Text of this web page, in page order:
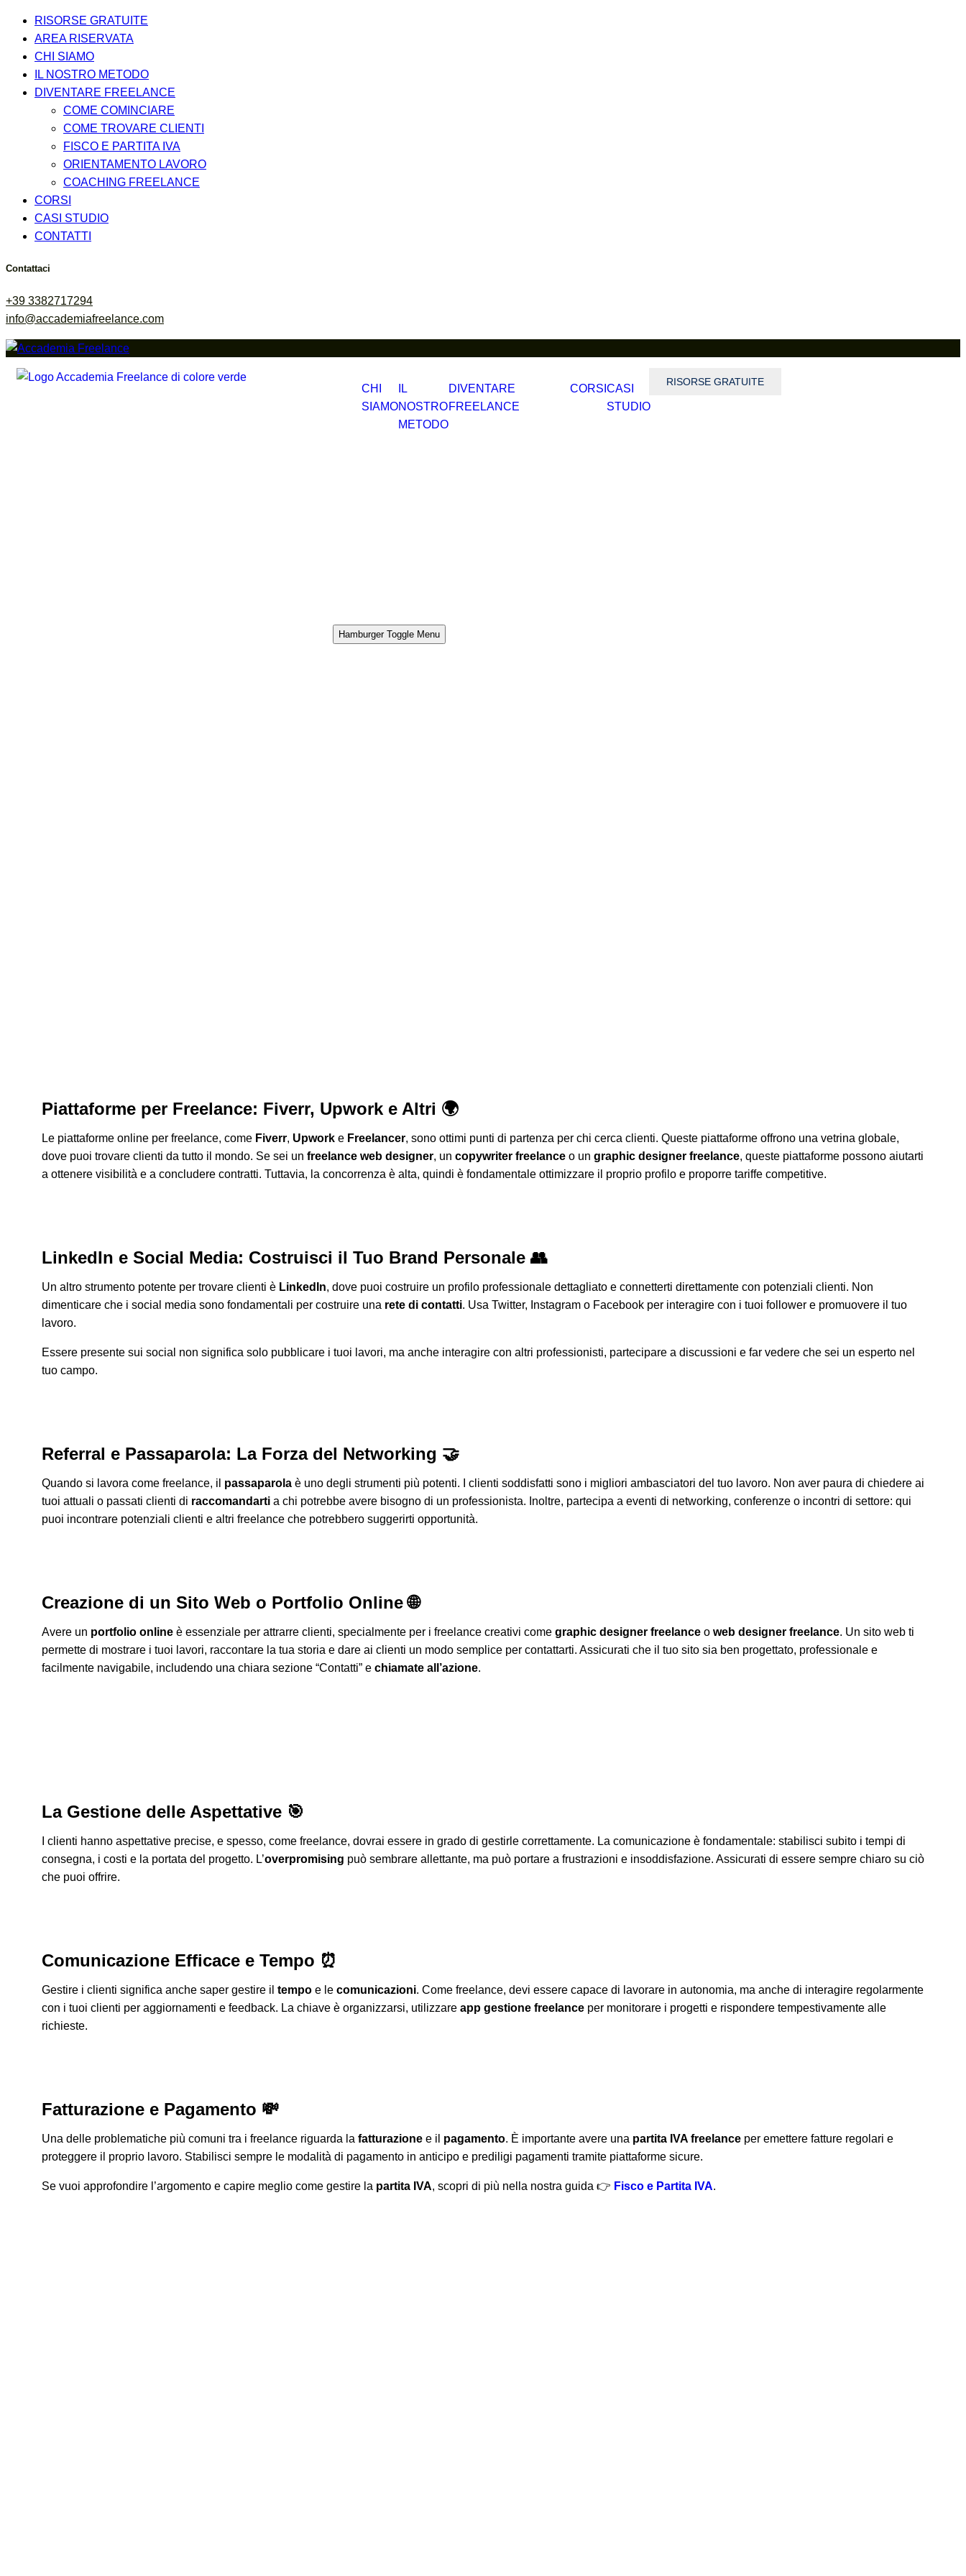
RISORSE GRATUITE
AREA RISERVATA
CHI SIAMO
IL NOSTRO METODO
DIVENTARE FREELANCE
COME COMINCIARE
COME TROVARE CLIENTI
FISCO E PARTITA IVA
ORIENTAMENTO LAVORO
COACHING FREELANCE
CORSI
CASI STUDIO
CONTATTI
Contattaci
+39 3382717294
info@accademiafreelance.com
CHI
SIAMO
IL
NOSTRO
METODO
DIVENTARE
FREELANCE
CORSI CASI
STUDIO
CONTATTI
Hamburger Toggle Menu
RISORSE GRATUITE
Piattaforme per Freelance: Fiverr, Upwork e Altri 🌍
Le piattaforme online per freelance, come Fiverr, Upwork e Freelancer, sono ottimi punti di partenza per chi cerca clienti. Queste piattaforme offrono una vetrina globale,
dove puoi trovare clienti da tutto il mondo. Se sei un freelance web designer, un copywriter freelance o un graphic designer freelance, queste piattaforme possono aiutarti
a ottenere visibilità e a concludere contratti. Tuttavia, la concorrenza è alta, quindi è fondamentale ottimizzare il proprio profilo e proporre tariffe competitive.
LinkedIn e Social Media: Costruisci il Tuo Brand Personale 👥
Un altro strumento potente per trovare clienti è LinkedIn, dove puoi costruire un profilo professionale dettagliato e connetterti direttamente con potenziali clienti. Non
dimenticare che i social media sono fondamentali per costruire una rete di contatti. Usa Twitter, Instagram o Facebook per interagire con i tuoi follower e promuovere il tuo
lavoro.
Essere presente sui social non significa solo pubblicare i tuoi lavori, ma anche interagire con altri professionisti, partecipare a discussioni e far vedere che sei un esperto nel
tuo campo.
Referral e Passaparola: La Forza del Networking 🤝
Quando si lavora come freelance, il passaparola è uno degli strumenti più potenti. I clienti soddisfatti sono i migliori ambasciatori del tuo lavoro. Non aver paura di chiedere ai
tuoi attuali o passati clienti di raccomandarti a chi potrebbe avere bisogno di un professionista. Inoltre, partecipa a eventi di networking, conferenze o incontri di settore: qui
puoi incontrare potenziali clienti e altri freelance che potrebbero suggerirti opportunità.
Creazione di un Sito Web o Portfolio Online 🌐
Avere un portfolio online è essenziale per attrarre clienti, specialmente per i freelance creativi come graphic designer freelance o web designer freelance. Un sito web ti
permette di mostrare i tuoi lavori, raccontare la tua storia e dare ai clienti un modo semplice per contattarti. Assicurati che il tuo sito sia ben progettato, professionale e
facilmente navigabile, includendo una chiara sezione “Contatti” e chiamate all’azione.
La Gestione delle Aspettative 🎯
I clienti hanno aspettative precise, e spesso, come freelance, dovrai essere in grado di gestirle correttamente. La comunicazione è fondamentale: stabilisci subito i tempi di
consegna, i costi e la portata del progetto. L’overpromising può sembrare allettante, ma può portare a frustrazioni e insoddisfazione. Assicurati di essere sempre chiaro su ciò
che puoi offrire.
Comunicazione Efficace e Tempo ⏰
Gestire i clienti significa anche saper gestire il tempo e le comunicazioni. Come freelance, devi essere capace di lavorare in autonomia, ma anche di interagire regolarmente
con i tuoi clienti per aggiornamenti e feedback. La chiave è organizzarsi, utilizzare app gestione freelance per monitorare i progetti e rispondere tempestivamente alle
richieste.
Fatturazione e Pagamento 💸
Una delle problematiche più comuni tra i freelance riguarda la fatturazione e il pagamento. È importante avere una partita IVA freelance per emettere fatture regolari e
proteggere il proprio lavoro. Stabilisci sempre le modalità di pagamento in anticipo e prediligi pagamenti tramite piattaforme sicure.
Se vuoi approfondire l’argomento e capire meglio come gestire la partita IVA, scopri di più nella nostra guida 👉 Fisco e Partita IVA.